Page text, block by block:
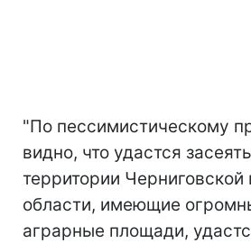
"По пессимистическому
видно, что удастся
территории
области, имеющие
аграрные площади,